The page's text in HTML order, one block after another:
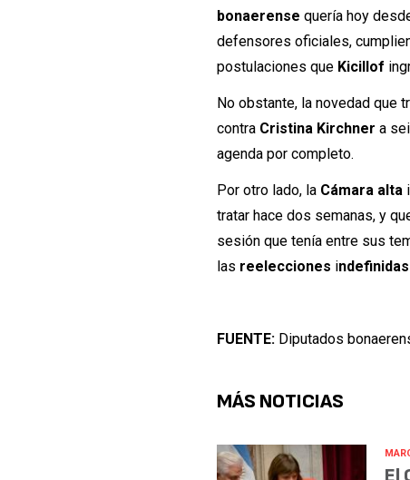
bonaerense quería hoy
defensores oficiales,
postulaciones que Kicillof
No obstante, la novedad que
contra Cristina Kirchner a
agenda por completo.
Por otro lado, la Cámara alta
tratar hace dos semanas, y
sesión que tenía entre sus
las reelecciones indefinidas
FUENTE: Diputados
MÁS NOTICIAS